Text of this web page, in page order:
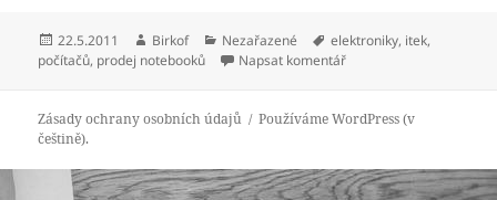
Publikováno:
22.5.2011 Autor:
Birkof Rubriky:
Nezařazené Štítky:
elektroniky, itek,
počítačů, prodej notebooků Napsat komentářpro text s názvem
Zásady ochrany osobních údajů
Používáme WordPress (v
češtině).